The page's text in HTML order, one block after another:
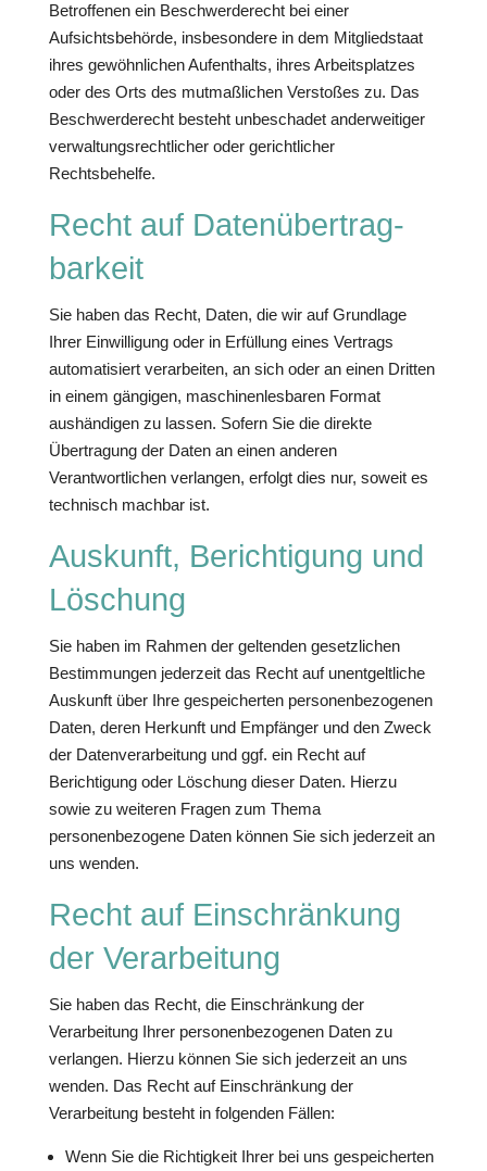
Betroffenen ein Beschwerderecht bei einer
Aufsichtsbehörde, insbesondere in dem Mitgliedstaat
ihres gewöhnlichen Aufenthalts, ihres Arbeitsplatzes
oder des Orts des mutmaßlichen Verstoßes zu. Das
Beschwerderecht besteht unbeschadet anderweitiger
verwaltungsrechtlicher oder gerichtlicher
Rechtsbehelfe.
Recht auf Daten­übertrag­
barkeit
Sie haben das Recht, Daten, die wir auf Grundlage
Ihrer Einwilligung oder in Erfüllung eines Vertrags
automatisiert verarbeiten, an sich oder an einen Dritten
in einem gängigen, maschinenlesbaren Format
aushändigen zu lassen. Sofern Sie die direkte
Übertragung der Daten an einen anderen
Verantwortlichen verlangen, erfolgt dies nur, soweit es
technisch machbar ist.
Auskunft, Berichtigung und
Löschung
Sie haben im Rahmen der geltenden gesetzlichen
Bestimmungen jederzeit das Recht auf unentgeltliche
Auskunft über Ihre gespeicherten personenbezogenen
Daten, deren Herkunft und Empfänger und den Zweck
der Datenverarbeitung und ggf. ein Recht auf
Berichtigung oder Löschung dieser Daten. Hierzu
sowie zu weiteren Fragen zum Thema
personenbezogene Daten können Sie sich jederzeit an
uns wenden.
Recht auf Einschränkung
der Verarbeitung
Sie haben das Recht, die Einschränkung der
Verarbeitung Ihrer personenbezogenen Daten zu
verlangen. Hierzu können Sie sich jederzeit an uns
wenden. Das Recht auf Einschränkung der
Verarbeitung besteht in folgenden Fällen:
Wenn Sie die Richtigkeit Ihrer bei uns gespeicherten